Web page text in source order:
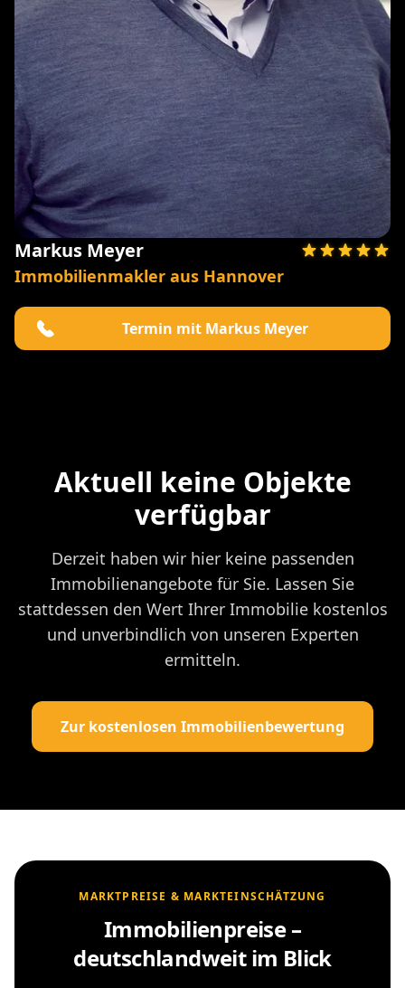
Markus Meyer
Immobilienmakler aus Hannover
Termin mit Markus Meyer
Aktuell keine Objekte
verfügbar
Derzeit haben wir hier keine passenden
Immobilienangebote für Sie. Lassen Sie
stattdessen den Wert Ihrer Immobilie kostenlos
und unverbindlich von unseren Experten
ermitteln.
Zur kostenlosen Immobilienbewertung
MARKTPREISE & MARKTEINSCHÄTZUNG
Immobilienpreise –
deutschlandweit im Blick